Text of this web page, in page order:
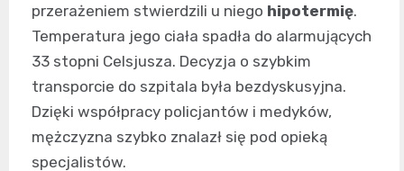
przerażeniem stwierdzili u niego hipotermię.
Temperatura jego ciała spadła do alarmujących
33 stopni Celsjusza. Decyzja o szybkim
transporcie do szpitala była bezdyskusyjna.
Dzięki współpracy policjantów i medyków,
mężczyzna szybko znalazł się pod opieką
specjalistów.